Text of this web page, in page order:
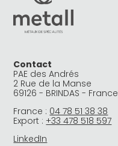
Contact
PAE des Andrés
2 Rue de la Manse
69126 - BRINDAS - France
France : 04 78 51 38 38
Export : +33 478 518 597
LinkedIn